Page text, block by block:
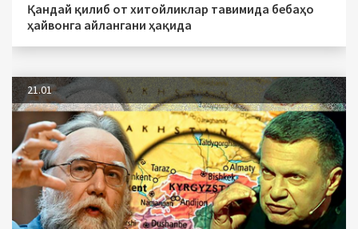
Қандай қилиб от хитойликлар тавимида бебаҳо
ҳайвонга айлангани ҳақида
21.01